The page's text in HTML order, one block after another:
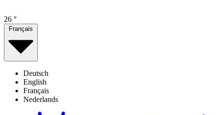
26 °
Français
Deutsch
English
Français
Nederlands